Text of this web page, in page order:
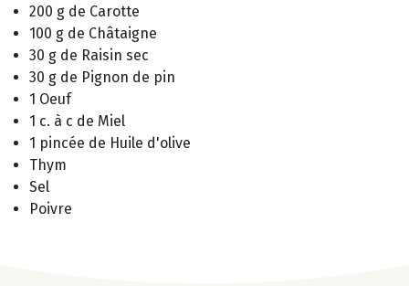
200 g de Carotte
100 g de Châtaigne
30 g de Raisin sec
30 g de Pignon de pin
1 Oeuf
1 c. à c de Miel
1 pincée de Huile d'olive
Thym
Sel
Poivre